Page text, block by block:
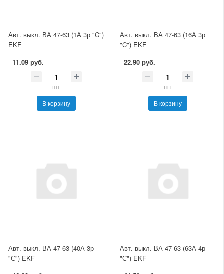
Авт. выкл. ВА 47-63 (1А 3р "C")
EKF
11.09 руб.
шт
В корзину
Авт. выкл. ВА 47-63 (16А 3р
"C") EKF
22.90 руб.
шт
В корзину
Авт. выкл. ВА 47-63 (40А 3р
"С") EKF
Авт. выкл. ВА 47-63 (63А 4р
"С") EKF